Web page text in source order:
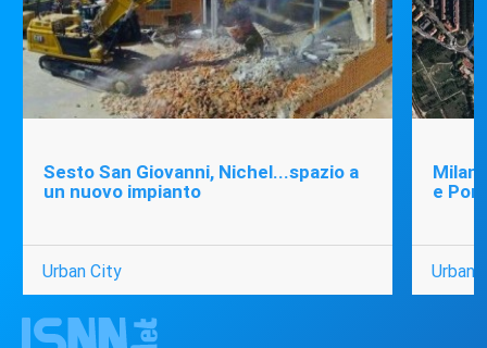
Sesto San Giovanni, Nichel...spazio a
un nuovo impianto
Urban City
e
Urban